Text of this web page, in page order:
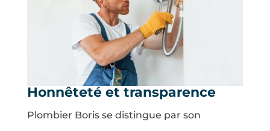
Honnêteté et transparence
Plombier Boris se distingue par son